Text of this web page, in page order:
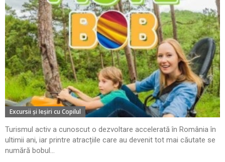
Excursii şi Ieşiri cu Copilul
Turismul activ a cunoscut o dezvoltare accelerată în România în
ultimii ani, iar printre atracțiile care au devenit tot mai căutate se
numără bobul...